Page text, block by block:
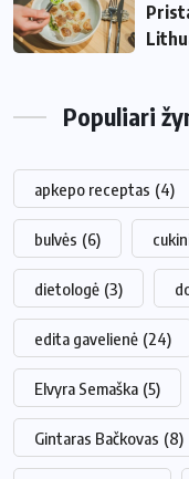
Populiari
apkepo receptas (4)
bulvės (6)
dietologė (3)
edita gavelienė (24)
Elvyra Semaška (5)
Gintaras Bačkovas (8)